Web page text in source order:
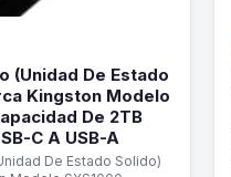
(Unidad De Estado
Kingston Modelo
De 2TB
C A USB-A
De Estado Solido)